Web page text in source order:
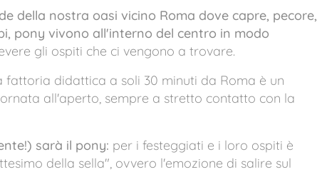
della nostra oasi vicino Roma dove capre, pecore,
pony vivono all'interno del centro in modo
gli ospiti che ci vengono a trovare.
fattoria didattica a soli 30 minuti da Roma è un
all'aperto, sempre a stretto contatto con la
sarà il pony: per i festeggiati e i loro ospiti è
della sella", ovvero l'emozione di salire sul